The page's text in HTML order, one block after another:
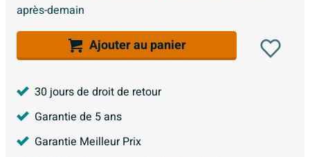
après-demain
Ajouter au panier
30 jours de droit de retour
Garantie de 5 ans
Garantie Meilleur Prix